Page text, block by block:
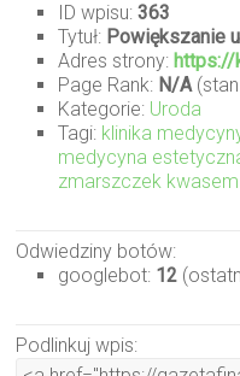
ID wpisu:363
Tytuł: Powiększanie
Adres strony: https://
Page Rank: N/A(stan
Kategorie: Uroda
Tagi: klinika
medycyna
zmarszczek
Odwiedziny botów:
googlebot: 12
Podlinkuj wpis: